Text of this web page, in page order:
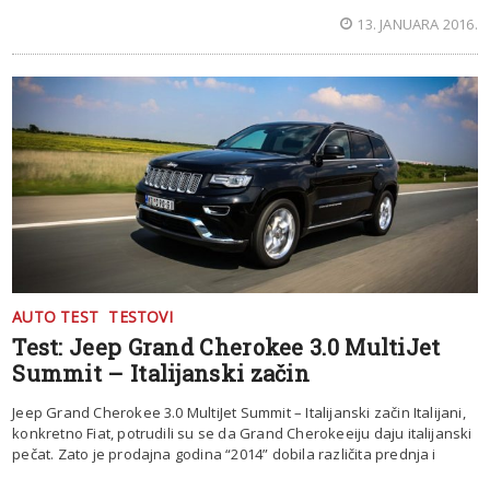
13. JANUARA 2016.
AUTO TEST TESTOVI
Test: Jeep Grand Cherokee 3.0 MultiJet
Summit – Italijanski začin
Jeep Grand Cherokee 3.0 MultiJet Summit – Italijanski začin Italijani,
konkretno Fiat, potrudili su se da Grand Cherokeeiju daju italijanski
pečat. Zato je prodajna godina “2014” dobila različita prednja i